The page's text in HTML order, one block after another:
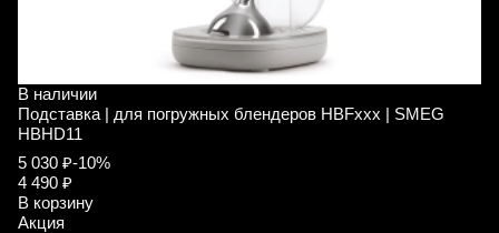
В наличии
Подставка | для погружных блендеров HBFxxx | SMEG
HBHD11
5 030 ₽-10%
4 490 ₽
В корзину
Акция